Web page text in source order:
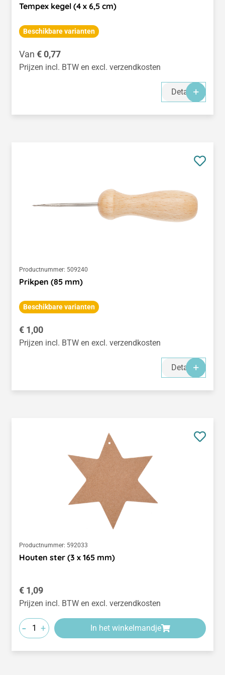
Tempex kegel (4 x 6,5 cm)
Beschikbare varianten
Normale prijs:
Van € 0,77
Prijzen incl. BTW en excl. verzendkosten
Details
Productnummer: 509240
Prikpen (85 mm)
Beschikbare varianten
Normale prijs:
€ 1,00
Prijzen incl. BTW en excl. verzendkosten
Details
Productnummer: 592033
Houten ster (3 x 165 mm)
Normale prijs:
€ 1,09
Prijzen incl. BTW en excl. verzendkosten
- + In het winkelmandje